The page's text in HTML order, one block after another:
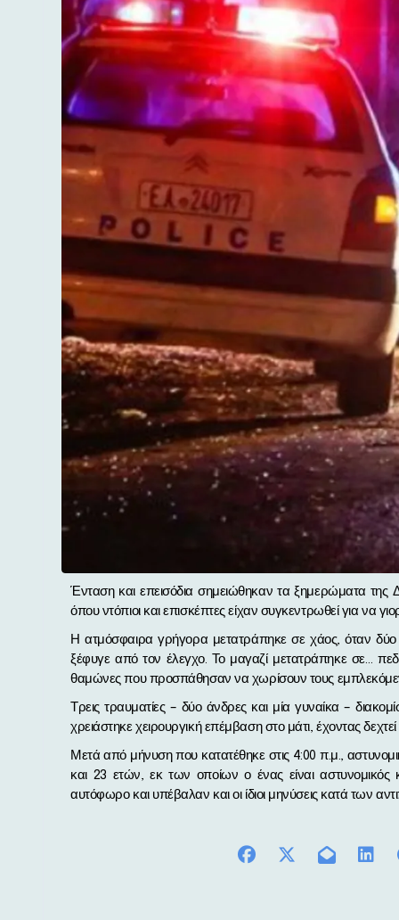
Ένταση και επεισόδια σημειώθηκαν τα ξημερώματα της Δευτέρας του Πάσχα σε νυχτερινό κέντρο στην Κάτω Τιθορέα,
όπου ντόπιοι και επισκέπτες είχαν συγκεντρωθεί για να
Η ατμόσφαιρα γρήγορα μετατράπηκε σε χάος, όταν
ξέφυγε από τον έλεγχο. Το μαγαζί μετατράπηκε σε…
θαμώνες που προσπάθησαν να χωρίσουν τους
Τρεις τραυματίες – δύο άνδρες και μία γυναίκα –
χρειάστηκε χειρουργική επέμβαση στο μάτι, έχοντας
Μετά από μήνυση που κατατέθηκε στις 4:00 π.μ.,
και 23 ετών, εκ των οποίων ο ένας είναι αστυνομικός
αυτόφωρο και υπέβαλαν και οι ίδιοι μηνύσεις κατά των